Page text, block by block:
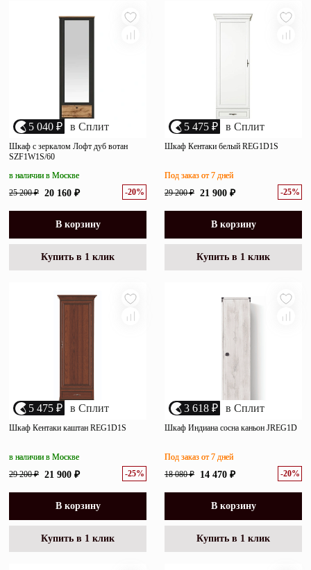
5 040 ₽ в Сплит
Шкаф с зеркалом Лофт дуб вотан
SZF1W1S/60
25 200 ₽ 20 160 ₽ -20%
в наличии в Москве
В корзину
Купить в 1 клик
5 475 ₽ в Сплит
Шкаф Кентаки белый REG1D1S
29 200 ₽ 21 900 ₽ -25%
Под заказ от 7 дней
В корзину
Купить в 1 клик
5 475 ₽ в Сплит
Шкаф Кентаки каштан REG1D1S
29 200 ₽ 21 900 ₽ -25%
в наличии в Москве
В корзину
Купить в 1 клик
3 618 ₽ в Сплит
Шкаф Индиана сосна каньон JREG1D
18 080 ₽ 14 470 ₽ -20%
Под заказ от 7 дней
В корзину
Купить в 1 клик